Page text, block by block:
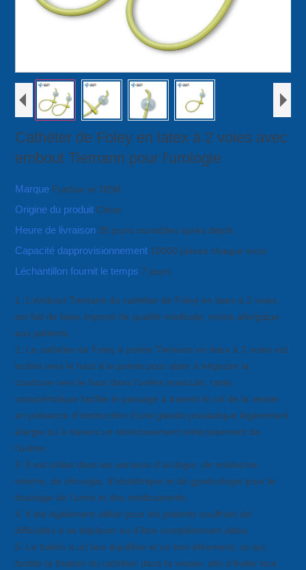
Cathéter de Foley en latex à 2 voies avec
embout Tiemann pour l'urologie
Marque Fushan or OEM
Origine du produit Chine
Heure de livraison 35 jours ouvrables après dépôt
Capacité dapprovisionnement 10000 pièces chaque mois
Léchantillon fournit le temps 7 jours
1. L'embout Tiemann du cathéter de Foley en latex à 2 voies
est fait de latex importé de qualité médicale, moins allergique
aux patients.
2. Le cathéter de Foley à pointe Tiemann en latex à 2 voies est
incliné vers le haut à la pointe pour aider à négocier la
courbure vers le haut dans l'urètre masculin, cette
caractéristique facilite le passage à travers le col de la vessie
en présence d'obstruction d'une glande prostatique légèrement
élargie ou à travers un rétrécissement rétrécissement de
l'urètre.
3. Il est utilisé dans les services d'urologie, de médecine
interne, de chirurgie, d'obstétrique et de gynécologie pour le
drainage de l'urine et des médicaments.
4. Il est également utilisé pour les patients souffrant de
difficultés à se déplacer ou d'être complètement alités.
5. Le ballon a un bon équilibre et un bon étirement, ce qui
facilite la fixation du cathéter dans la vessie, afin d'éviter tout